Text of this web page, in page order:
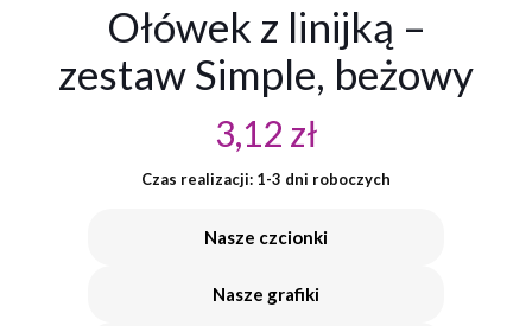
Ołówek z linijką –
zestaw Simple, beżowy
3,12 zł
Czas realizacji: 1-3 dni roboczych
Nasze czcionki
Nasze grafiki